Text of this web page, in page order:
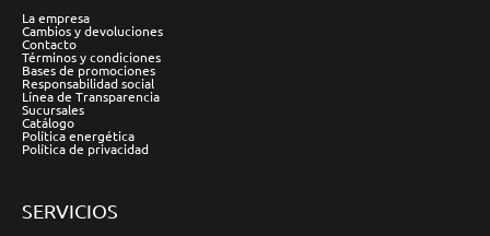
La empresa
Cambios y devoluciones
Contacto
Términos y condiciones
Bases de promociones
Responsabilidad social
Línea de Transparencia
Sucursales
Catálogo
Política energética
Política de privacidad
SERVICIOS